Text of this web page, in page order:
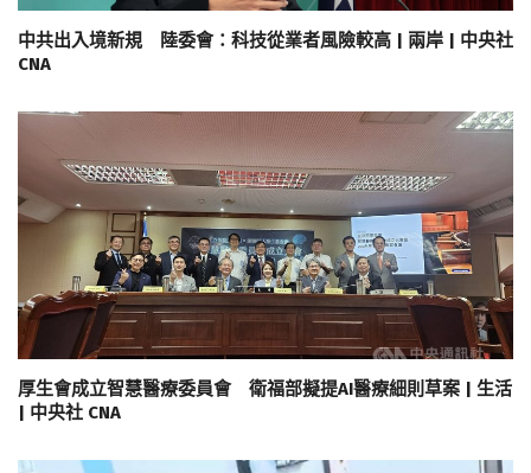
中共出入境新規 陸委會：科技從業者風險較高 | 兩岸 | 中央社
CNA
厚生會成立智慧醫療委員會 衛福部擬提AI醫療細則草案 | 生活
| 中央社 CNA